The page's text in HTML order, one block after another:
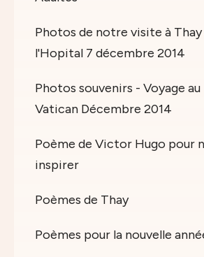
Photos de notre visite à Thay
l'Hopital 7 décembre 2014
Photos souvenirs - Voyage au
Vatican Décembre 2014
Poème de Victor Hugo pour
inspirer
Poèmes de Thay
Poèmes pour la nouvelle